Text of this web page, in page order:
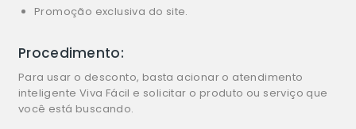
Promoção exclusiva do site.
Procedimento:
Para usar o desconto, basta acionar o atendimento
inteligente Viva Fácil e solicitar o produto ou serviço que
você está buscando.